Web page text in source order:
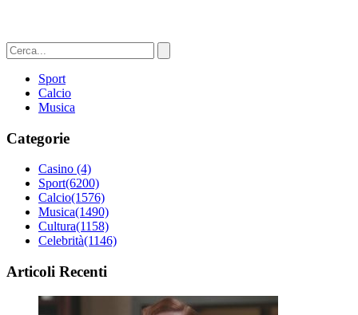
Sport
Calcio
Musica
Categorie
Casino (4)
Sport(6200)
Calcio(1576)
Musica(1490)
Cultura(1158)
Celebrità(1146)
Articoli Recenti